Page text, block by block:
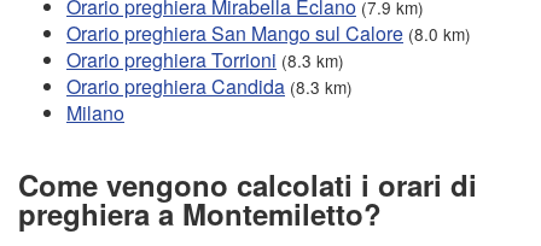
Orario preghiera Mirabella Eclano (7.9 km)
Orario preghiera San Mango sul Calore (8.0 km)
Orario preghiera Torrioni (8.3 km)
Orario preghiera Candida (8.3 km)
Milano
Come vengono calcolati i orari di
preghiera a Montemiletto?